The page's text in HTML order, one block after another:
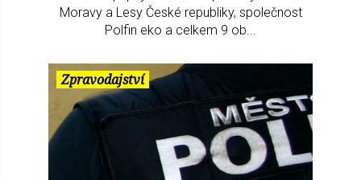
Moravy a Lesy České republiky, společnost
Polfin eko a celkem 9 ob...
Zpravodajství